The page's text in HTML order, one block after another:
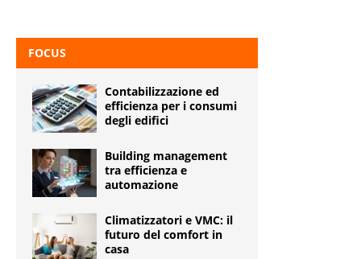
FOCUS
Contabilizzazione ed
efficienza per i consumi
degli edifici
Building management
tra efficienza e
automazione
Climatizzatori e VMC: il
futuro del comfort in
casa